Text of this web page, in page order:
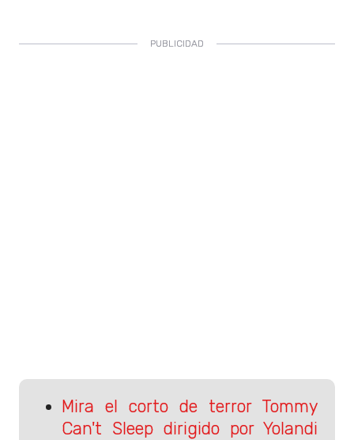
Mira el corto de terror Tommy
Can't Sleep dirigido por Yolandi